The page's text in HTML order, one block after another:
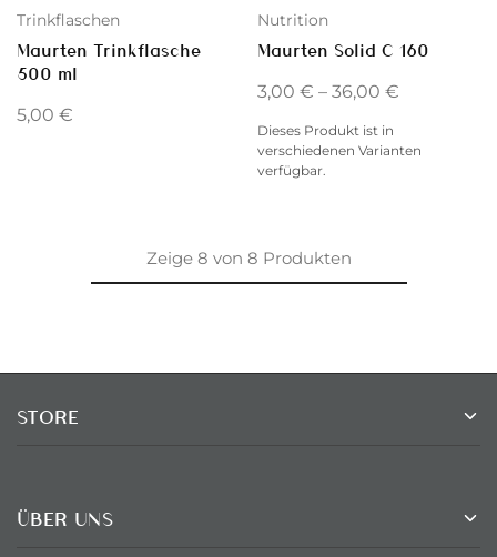
Trinkflaschen
Maurten Trinkflasche
500 ml
5,00 €
Nutrition
Maurten Solid C 160
3,00 € – 36,00 €
Dieses Produkt ist in
verschiedenen Varianten
verfügbar.
Zeige8 von 8 Produkten
STORE
ÜBER UNS